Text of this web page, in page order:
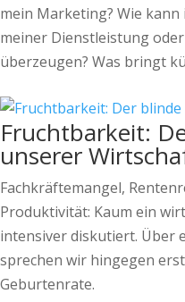
mein Marketing? Wie
meiner Dienstleistung
überzeugen? Was bringt
Fruchtbarkeit:
unserer
Fachkräftemangel,
Produktivität: Kaum ein
intensiver diskutiert. Über
sprechen wir hingegen
Geburtenrate.